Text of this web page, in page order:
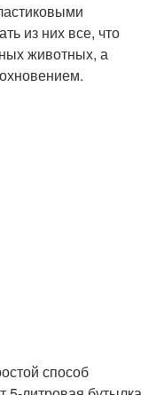
из них все, что
животных, а
способ